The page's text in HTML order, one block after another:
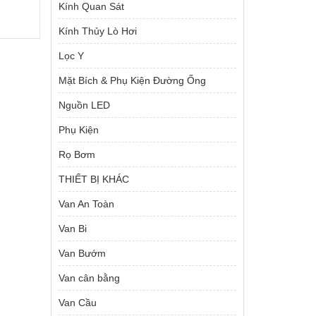
3,500,000 ₫.
Kính Quan Sát
Kính Thủy Lò Hơi
Lọc Y
Mặt Bích & Phụ Kiện Đường Ống
Nguồn LED
Phụ Kiện
Rọ Bơm
THIẾT BỊ KHÁC
Van An Toàn
Van Bi
Van Bướm
Van cân bằng
Van Cầu